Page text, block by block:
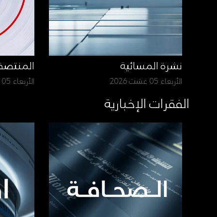
نشرة المسائية
الأربعاء 05 غشت 2026 الأربعاء 05 غشت 2026
الفقرات الإخبارية